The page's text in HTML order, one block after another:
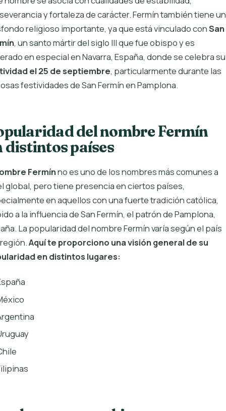
y fortaleza de carácter. Fermín también tiene un
religioso importante, ya que está vinculado conSan
, un santo mártir del siglo III que fue obispo y es
en especial en Navarra, España, donde se celebra su
el 25 de septiembre, particularmente durante las
festividades de San Fermín en Pamplona​.
del nombre Fermín
distintos países
Fermínno es uno de los nombres más comunes a
global, pero tiene presencia en ciertos países,
en aquellos con una fuerte tradición católica,
a la influencia de San Fermín, el patrón de Pamplona,
La popularidad del nombre Fermín varía según el país
Aquí te proporciono una visión general de su
en distintos lugares: